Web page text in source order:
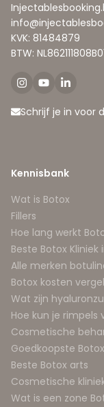
KVK: 81484879
BTW:
Schrijf je in voor
Kennisbank
Wat is Botox
Fillers
Hoe lang werkt
Beste Botox
Alle merken
Botox kosten
Wat zijn
Hoe kun je rimpels
Cosmetische
Goedkoopste Botox
Beste Botox arts
Cosmetische
Wat is een zone